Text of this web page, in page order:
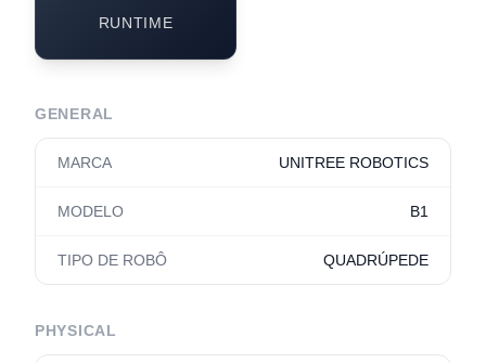
RUNTIME
GENERAL
MARCA UNITREE ROBOTICS
MODELO B1
TIPO DE ROBÔ QUADRÚPEDE
PHYSICAL